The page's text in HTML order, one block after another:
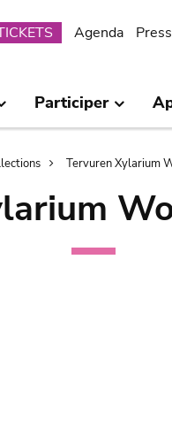
Agenda
Participer
Tervuren Xylarium